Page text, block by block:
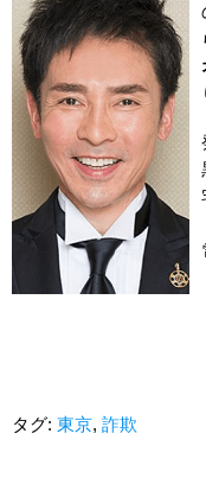
タグ: 東京, 詐欺